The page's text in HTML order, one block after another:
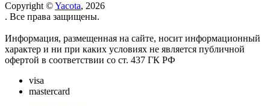
Copyright ©Yacota, 2026
. Все права защищены.
Информация, размещенная на сайте, носит информационный
характер и ни при каких условиях не является публичной
офертой в соответствии со ст. 437 ГК РФ
visa
mastercard